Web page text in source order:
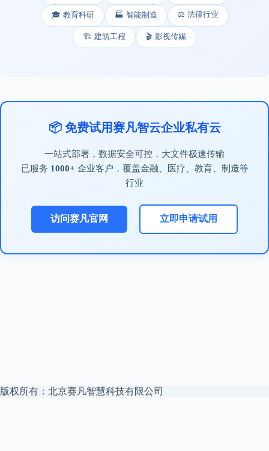
🎓 教育科研 🏭 智能制造 ⚖️ 法律行业
🏗️ 建筑工程 🎬 影视传媒
📦 免费试用赛凡智云企业私有云
一站式部署，数据安全可控，大文件极速传输
已服务 1000+ 企业客户，覆盖金融、医疗、教育、制造等
行业
访问赛凡官网 立即申请试用
版权所有：北京赛凡智慧科技有限公司